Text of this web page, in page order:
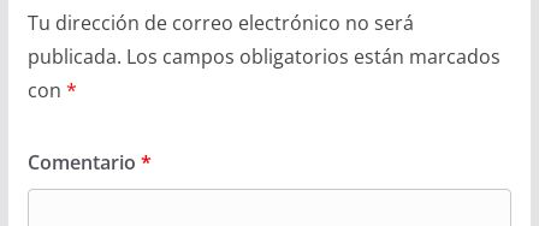
Tu dirección de correo electrónico no será
publicada. Los campos obligatorios están marcados
con *
Comentario *